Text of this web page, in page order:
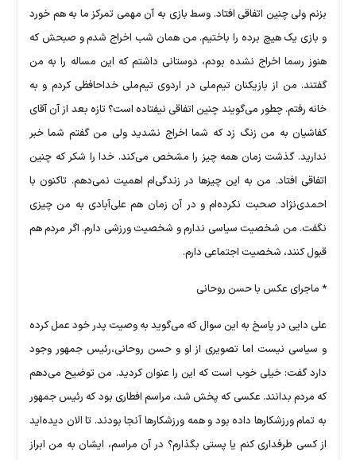
بزنم ولی چنین اتفاقی افتاد. وسط بازی به آن مهمی تمرکز ما به هم خورد
و بازی یک هیچ برده را باختیم. من همان شب اخراج شدم و صبحش که
هنوز رسما اخراج نشده بودم، دوستانی داشتم که این مساله را به من
گفتند. من از بازیکنان تیم‌ملی در اردوی تیم‌ملی خداحافظی کردم و به
خانه رفتم. چطور می‌گویند چنین اتفاقی نیفتاده است؟ تازه بعد از آن آقای
کفاشیان به من زنگ زد که شما اخراج نشدید ولی من گفتم شما خبر
ندارید. گذشت زمان همه چیز را مشخص می‌کند. خدا را شکر که چنین
اتفاقی افتاد. من به این چیزها در زندگی‌ام اهمیت نمی‌دهم. تاکنون با
احمدی‌نژاد صحبت نکرده‌ام و در آن زمان هم علی‌آبادی به من چیزی
نگفت. من شخصیت سیاسی ندارم و شخصیت ورزشی دارم. اگر مردم هم
قبول کنند، شخصیت اجتماعی دارم.
* ماجرای عکس با حسن روحانی
علی دایی در پاسخ به این سوال که می‌گوید به وصیت پدر خود عمل کرده
و سیاسی نیست اما تصویری از او و حسن روحانی،‌رئیس جمهور وجود
دارد گفت: خیلی خوب است که این را عنوان کردید. من توضیح می‌دهم
که مردم بدانند. عکسی که پخش شد، مراسم افطاری بود که رئیس جمهور
به تمام ورزشکارها داده بود و همه ورزشکارها آنجا بودند. تا الان دیده‌اید
از کسی طرفداری کنم یا پستی بگذارم؟ در آن مراسم، ایشان به من ابراز